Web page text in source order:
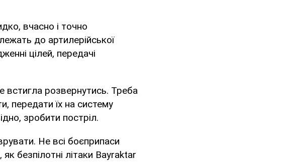
вчасно і точно
до артилерійської
цілей, передачі
встигла розвернутись. Треба
передати їх на систему
зробити постріл.
Не всі боєприпаси
безпілотні літаки Bayraktar